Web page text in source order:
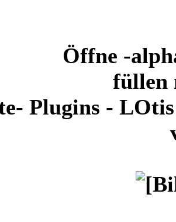
Öffne -
füllen
Plugins -